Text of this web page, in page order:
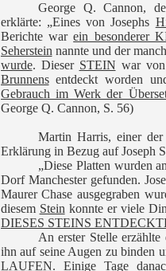
George Q. Cannon,
erklärte: „Eines von Josephs
Berichte warein besonderer
Seherstein nannte und der
wurde. Dieser STEIN war
Brunnensentdeckt worden
Gebrauch im Werk der
George Q. Cannon, S. 56)
Martin Harris, einer
Erklärung in Bezug auf Joseph
„Diese Platten wurden
Dorf Manchester gefunden.
Maurer Chase ausgegraben
diesem Stein konnte er viele
DIESES STEINS
An erster Stelle
ihn auf seine Augen zu binden
LAUFEN. Einige Tage